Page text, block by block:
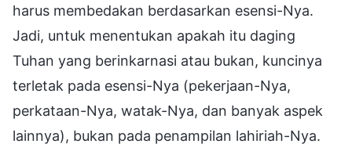
harus membedakan berdasarkan esensi-Nya.
Jadi, untuk menentukan apakah itu daging
Tuhan yang berinkarnasi atau bukan, kuncinya
terletak pada esensi-Nya (pekerjaan-Nya,
perkataan-Nya, watak-Nya, dan banyak aspek
lainnya), bukan pada penampilan lahiriah-Nya.